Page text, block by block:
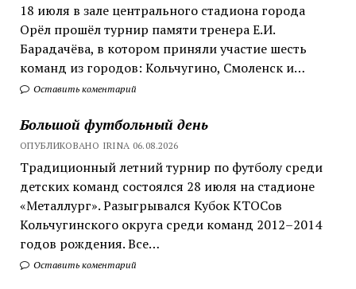
18 июля в зале центрального стадиона города
Орёл прошёл турнир памяти тренера Е.И.
Барадачёва, в котором приняли участие шесть
команд из городов: Кольчугино, Смоленск и…
Оставить коментарий
Большой футбольный день
ОПУБЛИКОВАНО IRINA 06.08.2026
Традиционный летний турнир по футболу среди
детских команд состоялся 28 июля на стадионе
«Металлург». Разыгрывался Кубок КТОСов
Кольчугинского округа среди команд 2012–2014
годов рождения. Все…
Оставить коментарий